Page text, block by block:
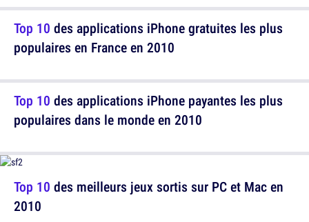
Top 10 des applications iPhone gratuites les plus
populaires en France en 2010
Top 10 des meilleurs jeux sortis sur PC et Mac en
2010
Top 10 des applications iPhone payantes les plus
populaires dans le monde en 2010